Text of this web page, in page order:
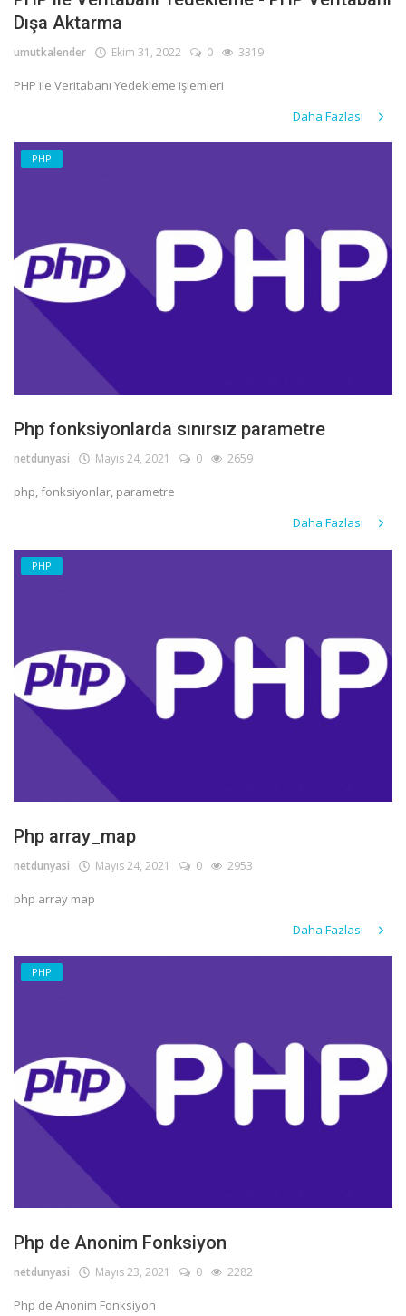
Giriş
Dışa Aktarma
umutkalender Ekim 31, 2022 0 3319
PHP ile Veritabanı Yedekleme işlemleri
Daha Fazlası
PHP
Php fonksiyonlarda sınırsız parametre
netdunyasi Mayıs 24, 2021 0 2659
php, fonksiyonlar, parametre
Daha Fazlası
PHP
Php array_map
netdunyasi Mayıs 24, 2021 0 2953
php array map
Daha Fazlası
PHP
Php de Anonim Fonksiyon
netdunyasi Mayıs 23, 2021 0 2282
Php de Anonim Fonksiyon